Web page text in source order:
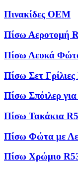
Πινακίδες OEM
Πίσω Αεροτομή
Πίσω Λευκά
Πίσω Σετ
Πίσω Σπόιλερ
Πίσω Τακάκια
Πίσω Φώτα με
Πίσω Χρώμιο